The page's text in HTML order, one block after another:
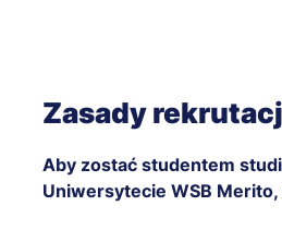
Zasady
Aby zostać studentem
Uniwersytecie WSB Merito,